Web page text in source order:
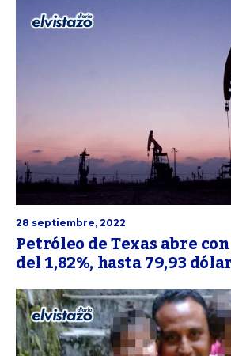
28 septiembre, 2022
Petróleo de Texas abre
del 1,82%, hasta 79,93